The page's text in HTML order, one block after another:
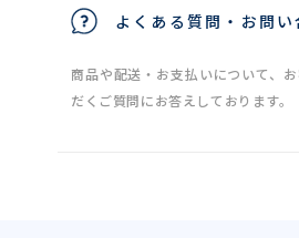
よくある質問・お問い
商品や配送・お支払いについて、
だくご質問にお答えしております。